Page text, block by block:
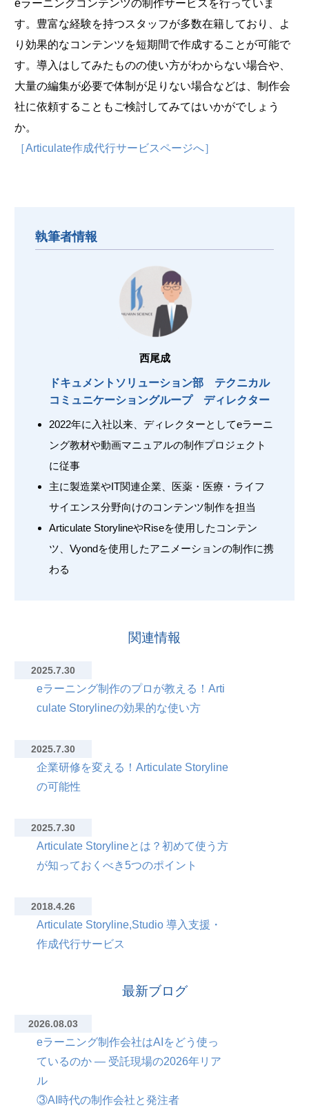
eラーニングコンテンツの制作サービスを行っていま
す。豊富な経験を持つスタッフが多数在籍しており、よ
り効果的なコンテンツを短期間で作成することが可能で
す。導入はしてみたものの使い方がわからない場合や、
大量の編集が必要で体制が足りない場合などは、制作会
社に依頼することもご検討してみてはいかがでしょう
か。
［Articulate作成代行サービスページへ］
執筆者情報
西尾成
ドキュメントソリューション部 テクニカル
コミュニケーショングループ ディレクター
2022年に入社以来、ディレクターとしてeラーニ
ング教材や動画マニュアルの制作プロジェクト
に従事
主に製造業やIT関連企業、医薬・医療・ライフ
サイエンス分野向けのコンテンツ制作を担当
Articulate StorylineやRiseを使用したコンテン
ツ、Vyondを使用したアニメーションの制作に携
わる
関連情報
2025.7.30
eラーニング制作のプロが教える！Arti
culate Storylineの効果的な使い方
2025.7.30
企業研修を変える！Articulate Storyline
の可能性
2025.7.30
Articulate Storylineとは？初めて使う方
が知っておくべき5つのポイント
2018.4.26
Articulate Storyline,Studio 導入支援・
作成代行サービス
最新ブログ
2026.08.03
eラーニング制作会社はAIをどう使っ
ているのか — 受託現場の2026年リア
ル
③AI時代の制作会社と発注者